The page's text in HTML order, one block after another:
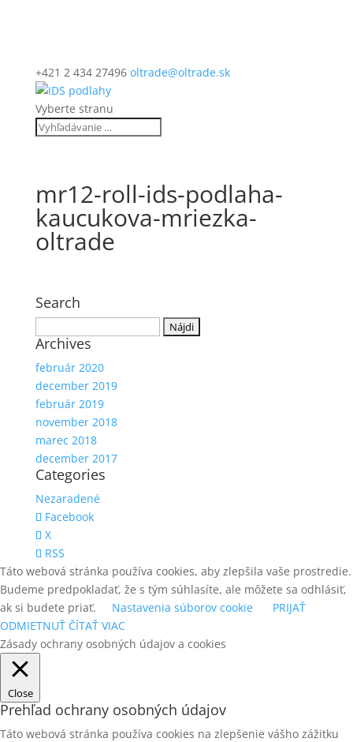
+421 2 434 27496 oltrade@oltrade.sk
Vyberte stranu
mr12-roll-ids-podlaha-
kaucukova-mriezka-
oltrade
Search
Archives
február 2020
december 2019
február 2019
november 2018
marec 2018
december 2017
Categories
Nezaradené
Facebook
X
RSS
Táto webová stránka používa cookies, aby zlepšila vaše prostredie.
Budeme predpokladať, že s tým súhlasíte, ale môžete sa odhlásiť,
ak si budete priať.
Nastavenia súborov cookie
PRIJAŤ
ODMIETNUŤ ČÍTAŤ VIAC
Zásady ochrany osobných údajov a cookies
Close
Prehľad ochrany osobných údajov
Táto webová stránka používa cookies na zlepšenie vášho zážitku